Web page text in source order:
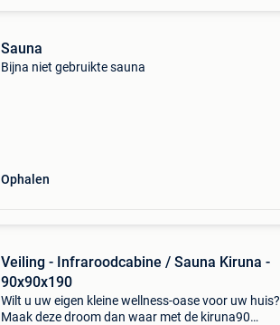
Sauna
Bijna niet gebruikte sauna
Ophalen
Veiling - Infraroodcabine / Sauna Kiruna -
90x90x190
Wilt u uw eigen kleine wellness-oase voor uw huis?
Maak deze droom dan waar met de kiruna90